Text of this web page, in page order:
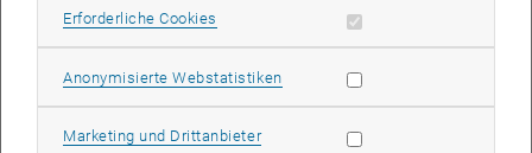
Der Hersteller hat sich seit über einer Woche nicht mehr gemeldet,
Verlängerungen sind weiterhin nicht möglich. Wir bitten daher, uns
in dringenden Fällen ein Schlüsseltausch gewünscht wird.
Erforderliche Cookies Erforderliche Cookies zulassen
Anonymisierte WebstatistikenStatistik Cookies zulassen
Marketing und DrittanbieterMarketing Cookies zulassen